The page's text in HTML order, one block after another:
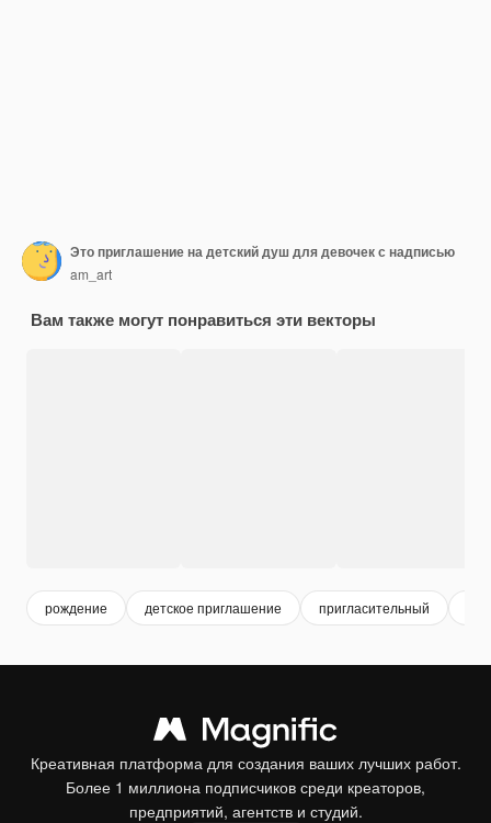
Это приглашение на детский душ для девочек с надписью
am_art
Вам также могут понравиться эти векторы
рождение детское приглашение пригласительный
Креативная платформа для создания ваших лучших работ.
Более 1 миллиона подписчиков среди креаторов,
предприятий, агентств и студий.